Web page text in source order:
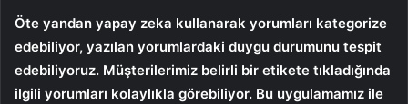
Öte yandan yapay zeka kullanarak yorumları kategorize
edebiliyor, yazılan yorumlardaki duygu durumunu tespit
edebiliyoruz. Müşterilerimiz belirli bir etikete tıkladığında
ilgili yorumları kolaylıkla görebiliyor. Bu uygulamamız ile